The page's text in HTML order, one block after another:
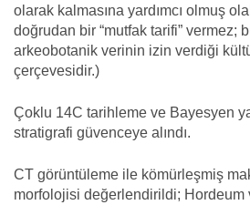
olarak kalmasına yardımcı olmuş
doğrudan bir “mutfak tarifi” vermez;
arkeobotanik verinin izin verdiği
çerçevesidir.)
Çoklu 14C tarihleme ve Bayesyen
stratigrafi güvenceye alındı.
CT görüntüleme ile kömürleşmiş
morfolojisi değerlendirildi; Hordeum